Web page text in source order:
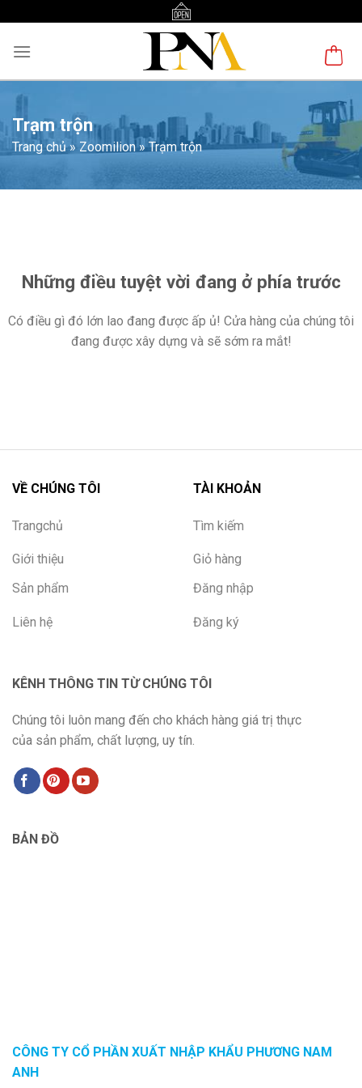
content
Trạm trộn
Trang chủ» Zoomilion»Trạm trộn
dungNhững điều tuyệt vời đang ở phía trước
Có điều gì đó lớn lao đang được ấp ủ! Cửa hàng của chúng tôi
đang được xây dựng và sẽ sớm ra mắt!
VỀ CHÚNG TÔI
Trangchủ
Giới thiệu
Sản phẩm
Liên hệ
TÀI KHOẢN
Tìm kiếm
Giỏ hàng
Đăng nhập
Đăng ký
KÊNH THÔNG TIN TỪ CHÚNG TÔI
Chúng tôi luôn mang đến cho khách hàng giá trị thực
của sản phẩm, chất lượng, uy tín.
BẢN ĐỒ
CÔNG TY CỔ PHẦN XUẤT NHẬP KHẨU PHƯƠNG NAM
ANH